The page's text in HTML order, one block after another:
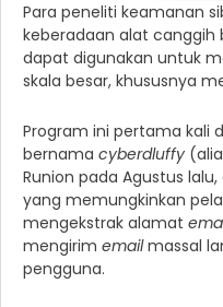
Para peneliti keamanan
keberadaan alat canggih
dapat digunakan untuk
skala besar, khususnya
Program ini pertama kali
bernama cyberdluffy
Runion pada Agustus
yang memungkinkan
mengekstrak alamat
mengirim emailmassal
pengguna.